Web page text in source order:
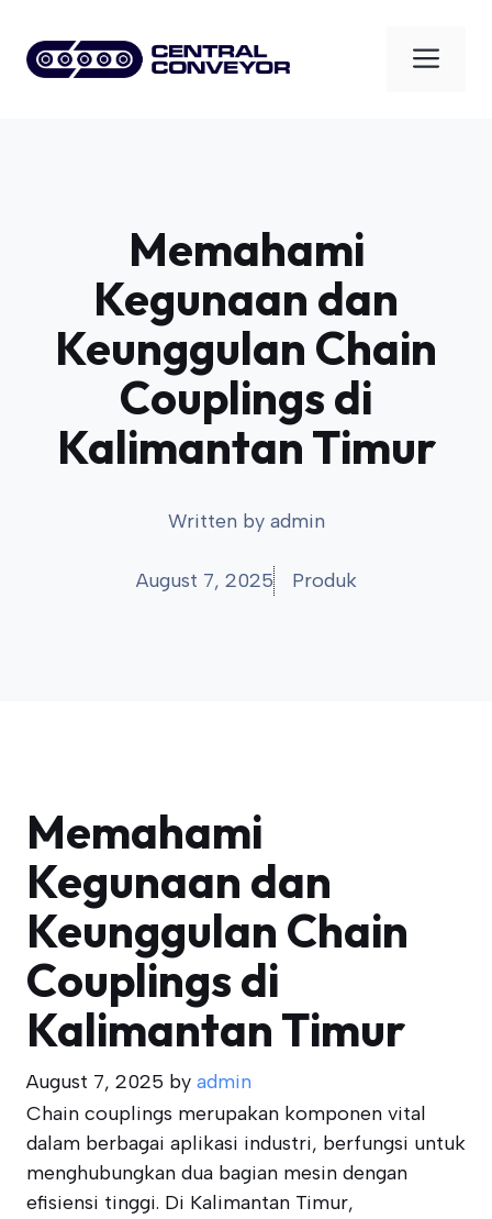
content
Memahami
Kegunaan dan
Keunggulan Chain
Couplings di
Kalimantan Timur
Written by admin
August 7, 2025 Produk
Memahami
Kegunaan dan
Keunggulan Chain
Couplings di
Kalimantan Timur
August 7, 2025 by admin
Chain couplings merupakan komponen vital
dalam berbagai aplikasi industri, berfungsi untuk
menghubungkan dua bagian mesin dengan
efisiensi tinggi. Di Kalimantan Timur,